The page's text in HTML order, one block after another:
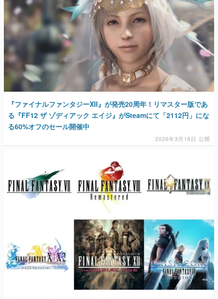
なんでゲームは面白い？
ゲーム開発者・hamatsu氏がゲームの魅力を画面や操作の
具体的な形から解き明かしていく、硬派で骨太な評論連載
です。
ゲームが変えた日本語
「経験値」「裏技」「ラスボス」… ゲームにまつわる言葉
の起源や用法の変遷を、コンピューター文化史研究家・タ
イニーP氏が徹底調査。
カテゴリ
特集記事
マンガ
アプリレビュー
その他
電ファミニコゲーマーとは？
運営：株式会社マレ
『ファイナルファンタジーXII』が発売20周年！リマスター版であ
る『FF12 ザ ゾディアック エイジ』がSteamにて「2112円」にな
る60%オフのセール開催中
2026年3月16日 公開
FFシリーズ作品が60％オフで購入できるセールがPSとニンテンド
ースイッチで開催中。『FF9』や『FF10』といったシリーズ人気
作品が対象。セール期間は8月27日まで